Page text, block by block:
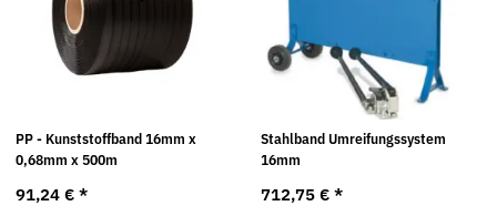
PP - Kunststoffband 16mm x
0,68mm x 500m
91,24 € *
Stahlband Umreifungssystem
16mm
712,75 € *